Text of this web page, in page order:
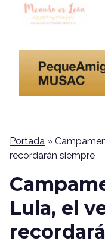
Portada »
recordarán siempre
Lula, el